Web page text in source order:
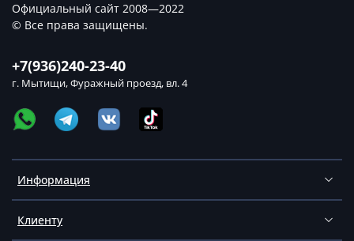
Информация
Клиенту
+7(936)240-23-40
г. Мытищи, Фуражный проезд, вл. 4
Официальный сайт 2008—2022
© Все права защищены.